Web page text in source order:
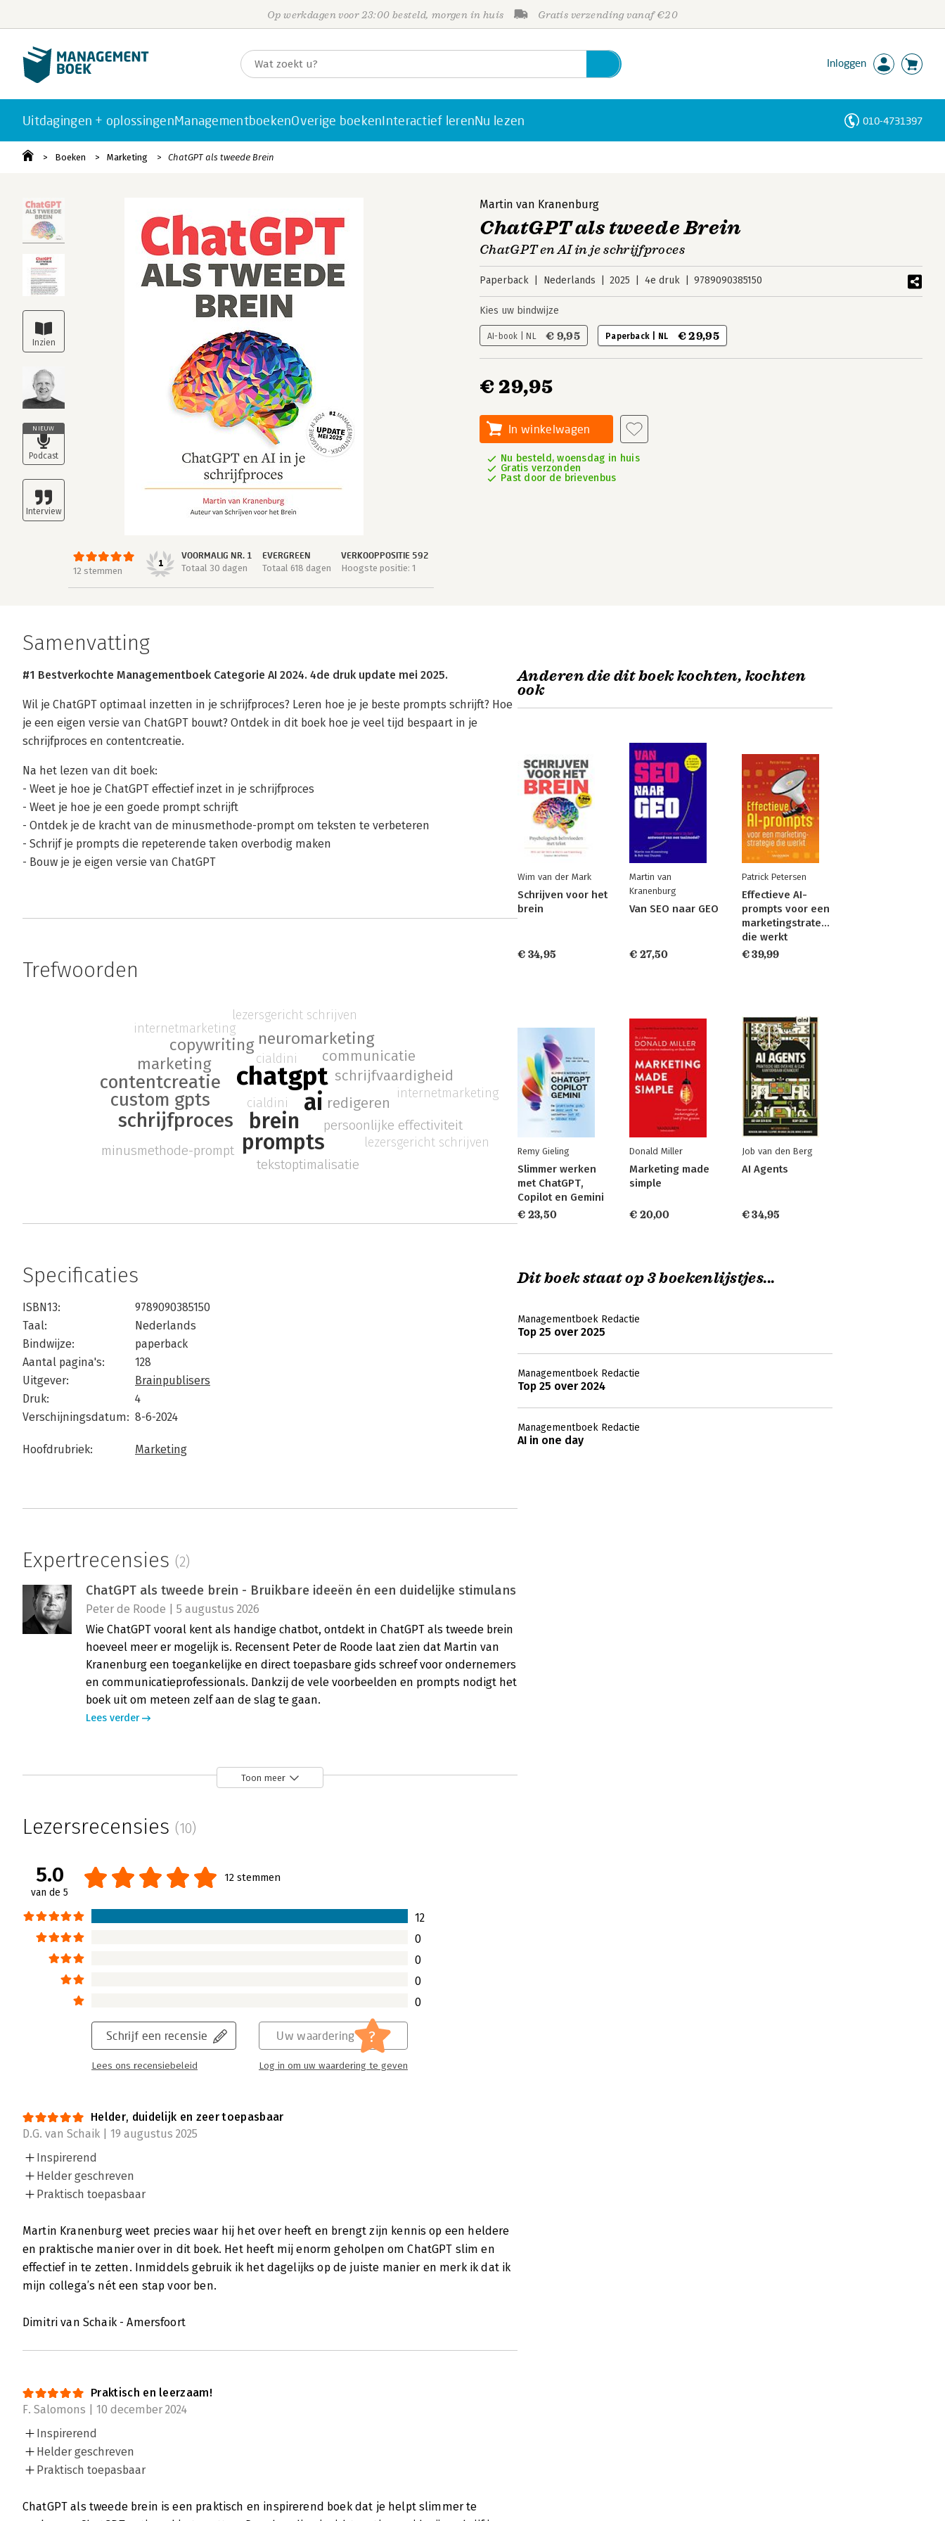
Op werkdagen voor 23:00 besteld, morgen in huis Gratis verzending vanaf €20
Inloggen
Uitdagingen + oplossingenManagementboekenOverige boekenInteractief lerenNu lezen 010-4731397
Boeken Marketing ChatGPT als tweede Brein
NIEUW
12 stemmen
1
VOORMALIG NR. 1
Totaal 30 dagen
EVERGREEN
Totaal 618 dagen
VERKOOPPOSITIE 592
Hoogste positie: 1
Martin van Kranenburg
ChatGPT als tweede Brein
ChatGPT en AI in je schrijfproces
Paperback Nederlands 2025 4e druk 9789090385150
Kies uw bindwijze
AI-book | NL € 9,95 Paperback | NL € 29,95
€ 29,95
In winkelwagen
Nu besteld, woensdag in huis
Gratis verzonden
Past door de brievenbus
Samenvatting
#1 Bestverkochte Managementboek Categorie AI 2024. 4de druk update mei 2025.
Wil je ChatGPT optimaal inzetten in je schrijfproces? Leren hoe je je beste prompts schrijft? Hoe
je een eigen versie van ChatGPT bouwt? Ontdek in dit boek hoe je veel tijd bespaart in je
schrijfproces en contentcreatie.
Na het lezen van dit boek:
- Weet je hoe je ChatGPT effectief inzet in je schrijfproces
- Weet je hoe je een goede prompt schrijft
- Ontdek je de kracht van de minusmethode-prompt om teksten te verbeteren
- Schrijf je prompts die repeterende taken overbodig maken
- Bouw je je eigen versie van ChatGPT
Trefwoorden
chatgpt
ai
brein
prompts
schrijfproces
custom gpts
contentcreatie
marketing
copywriting neuromarketing
communicatie
redigeren
schrijfvaardigheid
persoonlijke effectiviteit
tekstoptimalisatie
minusmethode-prompt
internetmarketing
cialdini
lezersgericht schrijven
internetmarketing
cialdini
lezersgericht schrijven
Specificaties
ISBN13:
9789090385150
Taal:
Nederlands
Bindwijze:
paperback
Aantal pagina's:
128
Uitgever:
Brainpublisers
Druk:
4
Verschijningsdatum: 8-6-2024
Hoofdrubriek: Marketing
Expertrecensies (2)
ChatGPT als tweede brein - Bruikbare ideeën én een duidelijke stimulans
Peter de Roode | 5 augustus 2026
Wie ChatGPT vooral kent als handige chatbot, ontdekt in ChatGPT als tweede brein
hoeveel meer er mogelijk is. Recensent Peter de Roode laat zien dat Martin van
Kranenburg een toegankelijke en direct toepasbare gids schreef voor ondernemers
en communicatieprofessionals. Dankzij de vele voorbeelden en prompts nodigt het
boek uit om meteen zelf aan de slag te gaan.
Lees verder
ChatGPT als tweede brein - ‘Verander ChatGPT in je kameraad’
van Kranenburg. Lees dit boek, wanneer je niet hopeloos wilt achterblijven.
Toon meer
Lezersrecensies (10)
5.0
van de 5
12 stemmen
12
0
0
0
0
Schrijf een recensie
Lees ons recensiebeleid
Uw waardering ?
Log in om uw waardering te geven
Helder, duidelijk en zeer toepasbaar
D.G. van Schaik | 19 augustus 2025
Inspirerend
Helder geschreven
Praktisch toepasbaar
Martin Kranenburg weet precies waar hij het over heeft en brengt zijn kennis op een heldere
en praktische manier over in dit boek. Het heeft mij enorm geholpen om ChatGPT slim en
effectief in te zetten. Inmiddels gebruik ik het dagelijks op de juiste manier en merk ik dat ik
mijn collega’s nét een stap voor ben.
Dimitri van Schaik - Amersfoort
Praktisch en leerzaam!
F. Salomons | 10 december 2024
Inspirerend
Helder geschreven
Praktisch toepasbaar
ChatGPT als tweede brein is een praktisch en inspirerend boek dat je helpt slimmer te
Anderen die dit boek kochten, kochten
ook
Wim van der Mark
Schrijven voor het
brein
€ 34,95
Martin van
Kranenburg
Van SEO naar GEO
€ 27,50
Patrick Petersen
Effectieve AI-
prompts voor een
marketingstrategie
die werkt
€ 39,99
Remy Gieling
Slimmer werken
met ChatGPT,
Copilot en Gemini
€ 23,50
Donald Miller
Marketing made
simple
€ 20,00
Job van den Berg
AI Agents
€ 34,95
Dit boek staat op 3 boekenlijstjes...
Managementboek Redactie
Top 25 over 2025
Managementboek Redactie
Top 25 over 2024
Managementboek Redactie
AI in one day
Personen